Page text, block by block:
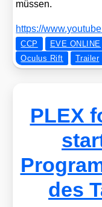
müs­sen.
https://​
CCP EVE ONLINE
Oculus Rift
Trailer
PLEX
des